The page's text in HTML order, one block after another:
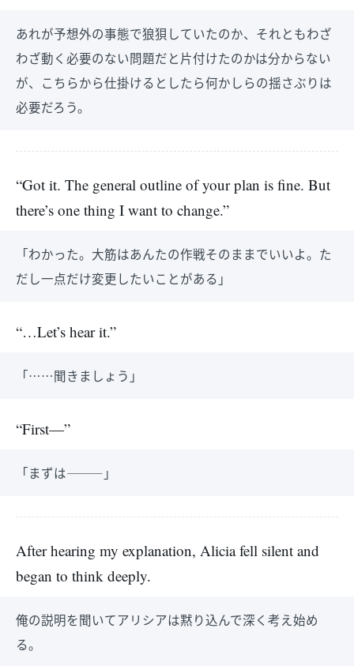
あれが予想外の事態で狼狽していたのか、それともわざ
わざ動く必要のない問題だと片付けたのかは分からない
が、こちらから仕掛けるとしたら何かしらの揺さぶりは
必要だろう。
“Got it. The general outline of your plan is fine. But
there’s one thing I want to change.”
「わかった。大筋はあんたの作戦そのままでいいよ。た
だし一点だけ変更したいことがある」
“…Let’s hear it.”
「……聞きましょう」
“First—”
「まずは―――」
After hearing my explanation, Alicia fell silent and
began to think deeply.
俺の説明を聞いてアリシアは黙り込んで深く考え始め
る。